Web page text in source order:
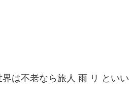
は不老なら旅人 雨 リ といい